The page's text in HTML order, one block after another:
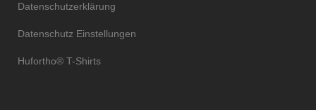
Datenschutzerklärung
Datenschutz Einstellungen
Hufortho® T-Shirts